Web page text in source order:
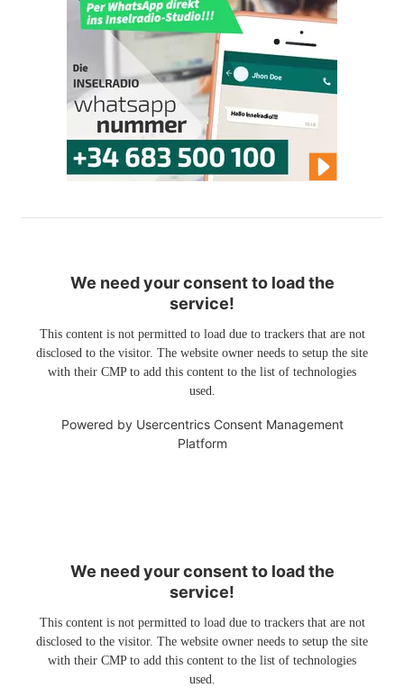
We need your consent to load the
service!
This content is not permitted to load due to trackers that are not
disclosed to the visitor. The website owner needs to setup the site
with their CMP to add this content to the list of technologies
used.
Powered by Usercentrics Consent Management
Platform
We need your consent to load the
service!
This content is not permitted to load due to trackers that are not
disclosed to the visitor. The website owner needs to setup the site
with their CMP to add this content to the list of technologies
used.